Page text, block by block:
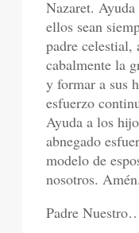
Nazaret.
ellos sean
padre celestial,
cabalmente la
y formar a sus
esfuerzo
Ayuda a los
abnegado
modelo de
nosotros. Amén.
Padre